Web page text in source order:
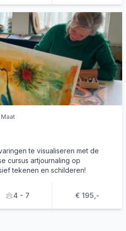
te visualiseren met de
cursus artjournaling op
tekenen en schilderen!
4 - 7 € 195,-